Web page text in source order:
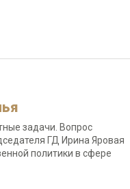
задачи. Вопрос
ГД Ирина Яровая
политики в сфере